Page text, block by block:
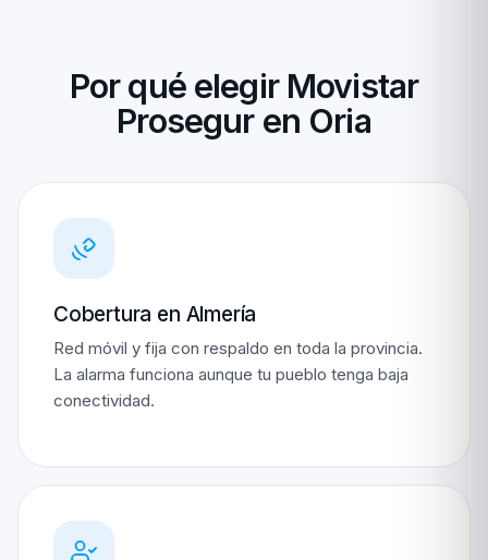
Por qué elegir Movistar
Prosegur en Oria
Cobertura en Almería
Red móvil y fija con respaldo en toda la provincia.
La alarma funciona aunque tu pueblo tenga baja
conectividad.